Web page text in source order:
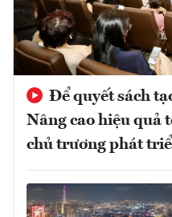
Để quyết sách
Nâng cao hiệu quả
chủ trương phát